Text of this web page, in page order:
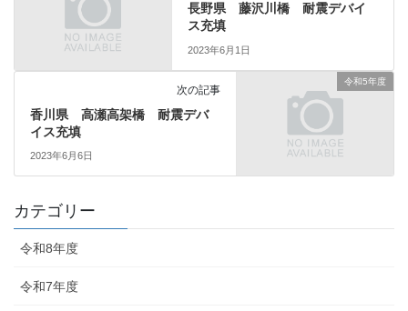
長野県 藤沢川橋 耐震デバイ
ス充填
2023年6月1日
令和5年度
次の記事
香川県 高瀬高架橋 耐震デバ
イス充填
2023年6月6日
カテゴリー
令和8年度
令和7年度